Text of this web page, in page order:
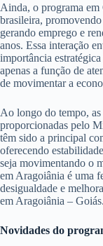
Ainda, o programa em
brasileira,
gerando emprego e
anos. Essa interação
importância
apenas a função de
de movimentar a
Ao longo do tempo,
proporcionadas pelo
têm sido a principal
oferecendo
seja movimentando o
em Aragoiânia é uma
desigualdade e
em Aragoiânia – Goiás.
Novidades do